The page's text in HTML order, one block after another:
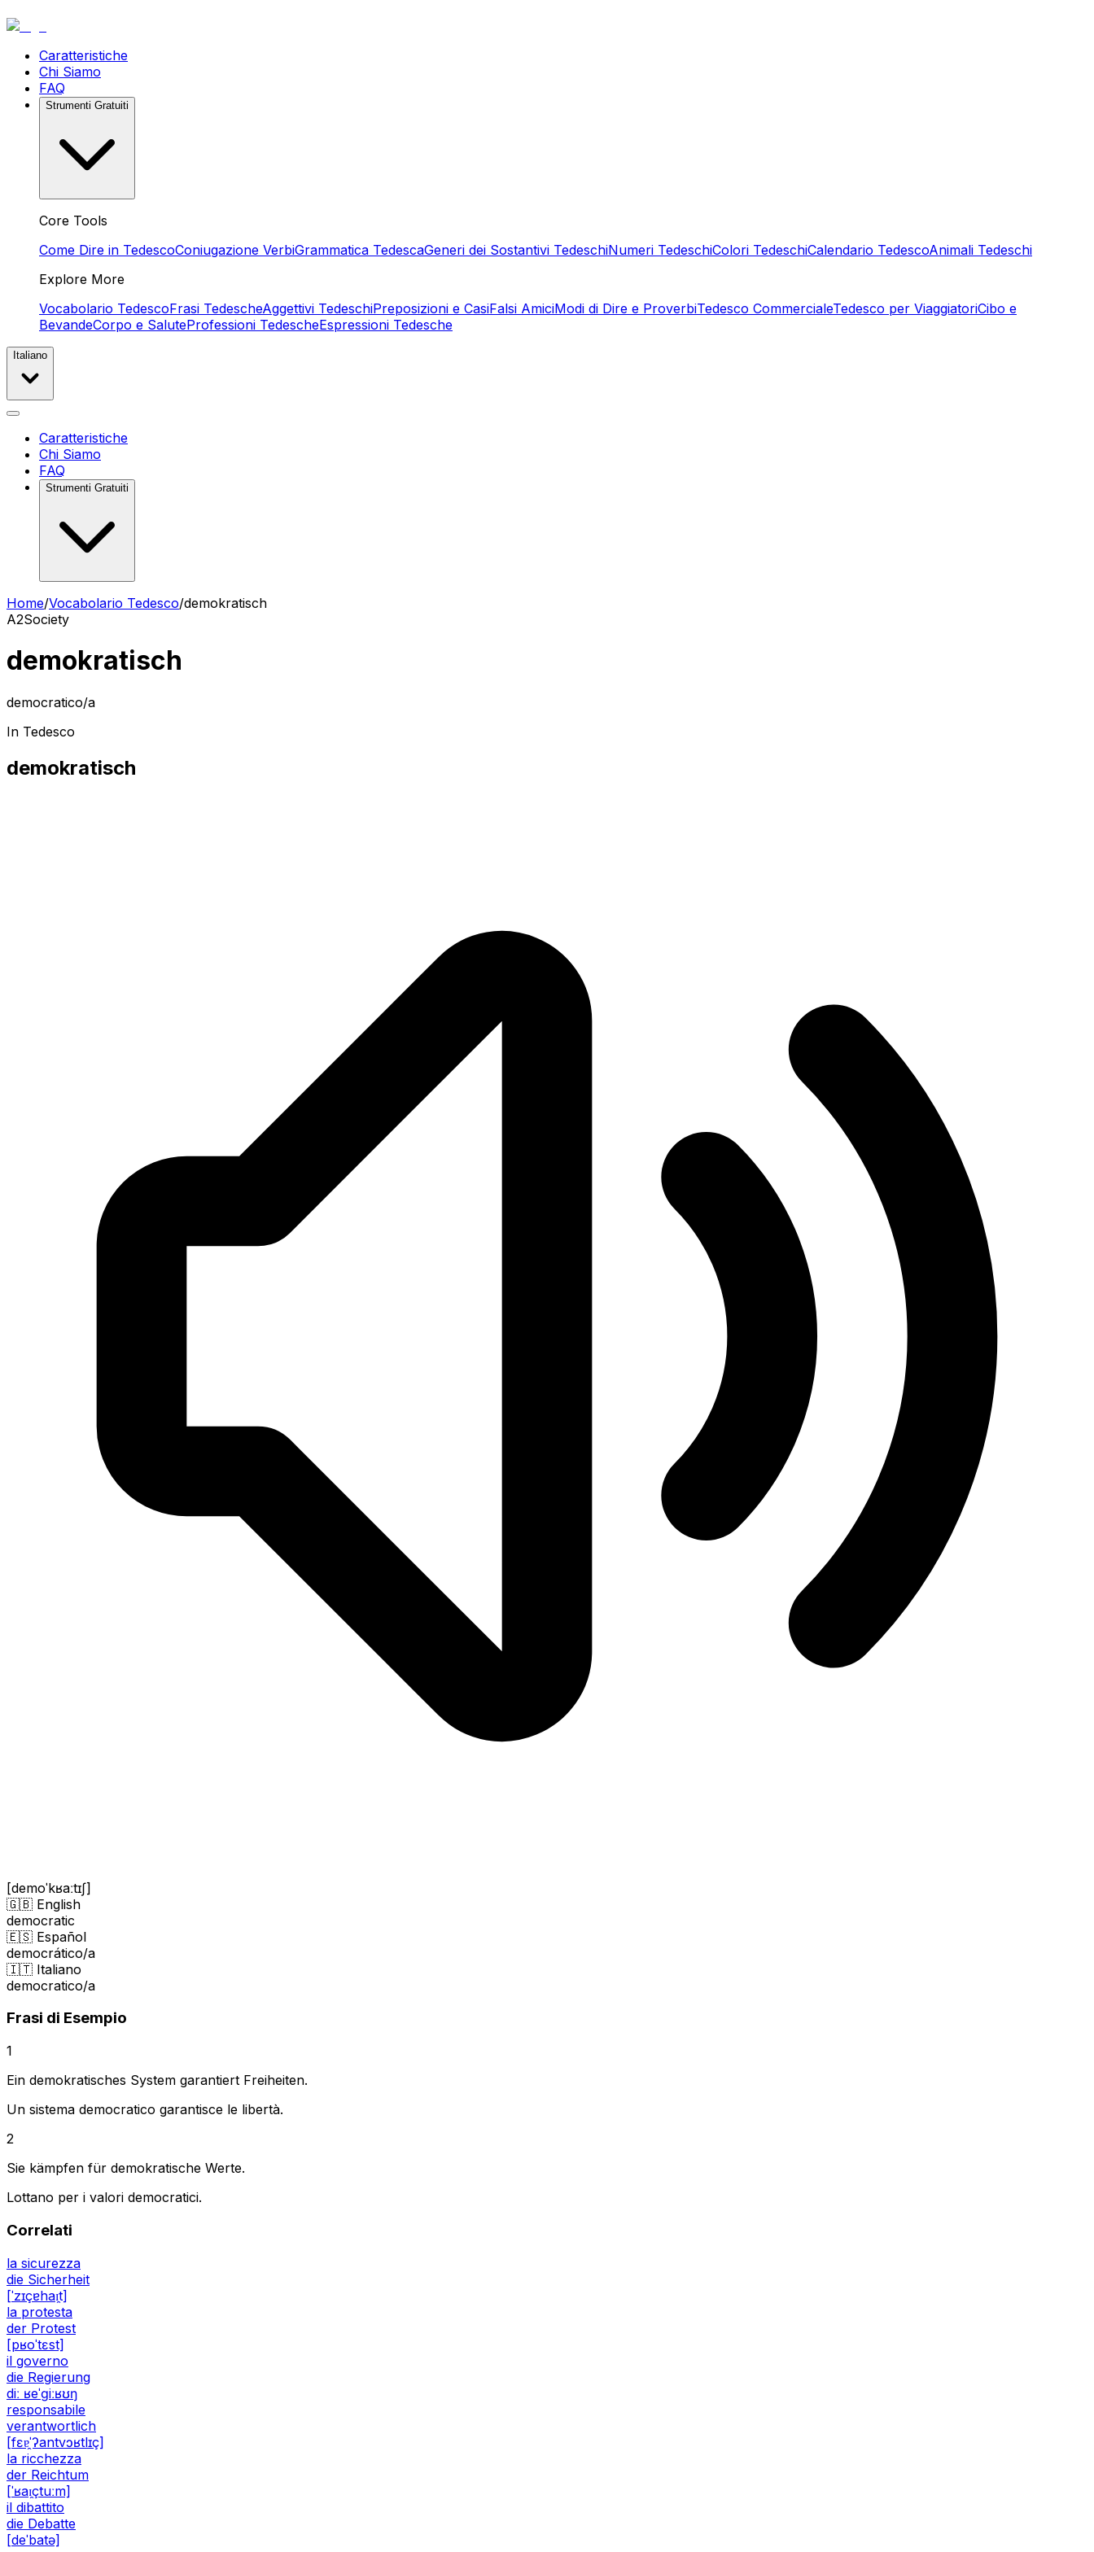
Caratteristiche
Chi Siamo
FAQ
Strumenti Gratuiti
Core Tools
Come Dire in TedescoConiugazione VerbiGrammatica TedescaGeneri dei Sostantivi TedeschiNumeri TedeschiColori TedeschiCalendario TedescoAnimali Tedeschi
Explore More
Vocabolario TedescoFrasi TedescheAggettivi TedeschiPreposizioni e CasiFalsi AmiciModi di Dire e ProverbiTedesco CommercialeTedesco per ViaggiatoriCibo e
BevandeCorpo e SaluteProfessioni TedescheEspressioni Tedesche
Italiano
Caratteristiche
Chi Siamo
FAQ
Strumenti Gratuiti
Home/Vocabolario Tedesco/demokratisch
A2Society
demokratisch
democratico/a
In Tedesco
demokratisch
[demoˈkʁaːtɪʃ]
🇬🇧 English
democratic
🇪🇸 Español
democrático/a
🇮🇹 Italiano
democratico/a
Frasi di Esempio
1
Ein demokratisches System garantiert Freiheiten.
Un sistema democratico garantisce le libertà.
2
Sie kämpfen für demokratische Werte.
Lottano per i valori democratici.
Correlati
la sicurezza
die Sicherheit
[ˈzɪçɐhaɪ̯t]
la protesta
der Protest
[pʁoˈtɛst]
il governo
die Regierung
diː ʁeˈɡiːʁʊŋ
responsabile
verantwortlich
[fɛɐ̯ˈʔantvɔʁtlɪç]
la ricchezza
der Reichtum
[ˈʁaɪ̯çtuːm]
il dibattito
die Debatte
[deˈbatə]